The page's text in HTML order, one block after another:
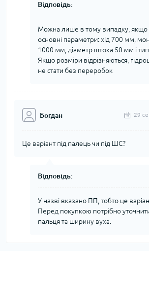
Відповідь:
Можна лише в тому випадку, якщо
основні параметри: хід 700 мм,
1000 мм, діаметр штока 50 мм і
Якщо розміри відрізняються,
не стати без переробок
Богдан 29
Це варіант під палець чи під ШС?
Відповідь:
У назві вказано ПП, тобто це
Перед покупкою потрібно
пальця та ширину вуха.